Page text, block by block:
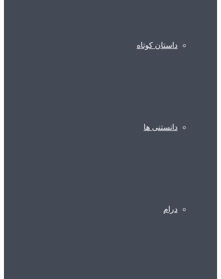
داستان کوتاه
دانستنی ها
درام